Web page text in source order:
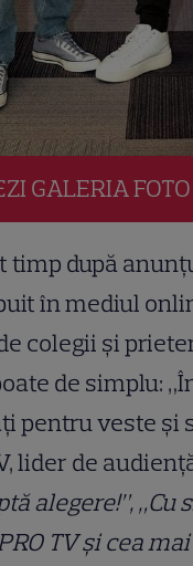
GALERIAFOTO
timp după
în mediul
colegii și
de simplu:
pentru veste și
lider de
alegere!”,
TV și cea